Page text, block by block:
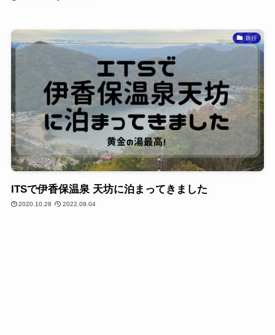
旅行
ITSで伊香保温泉 天坊に泊まってきました
2020.10.28 2022.09.04